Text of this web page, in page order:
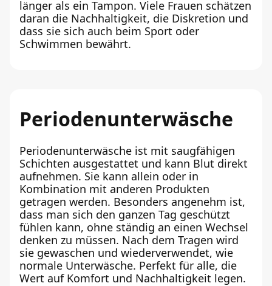
länger als ein Tampon. Viele Frauen schätzen
daran die Nachhaltigkeit, die Diskretion und
dass sie sich auch beim Sport oder
Schwimmen bewährt.
Periodenunterwäsche
Periodenunterwäsche ist mit saugfähigen
Schichten ausgestattet und kann Blut direkt
aufnehmen. Sie kann allein oder in
Kombination mit anderen Produkten
getragen werden. Besonders angenehm ist,
dass man sich den ganzen Tag geschützt
fühlen kann, ohne ständig an einen Wechsel
denken zu müssen. Nach dem Tragen wird
sie gewaschen und wiederverwendet, wie
normale Unterwäsche. Perfekt für alle, die
Wert auf Komfort und Nachhaltigkeit legen.